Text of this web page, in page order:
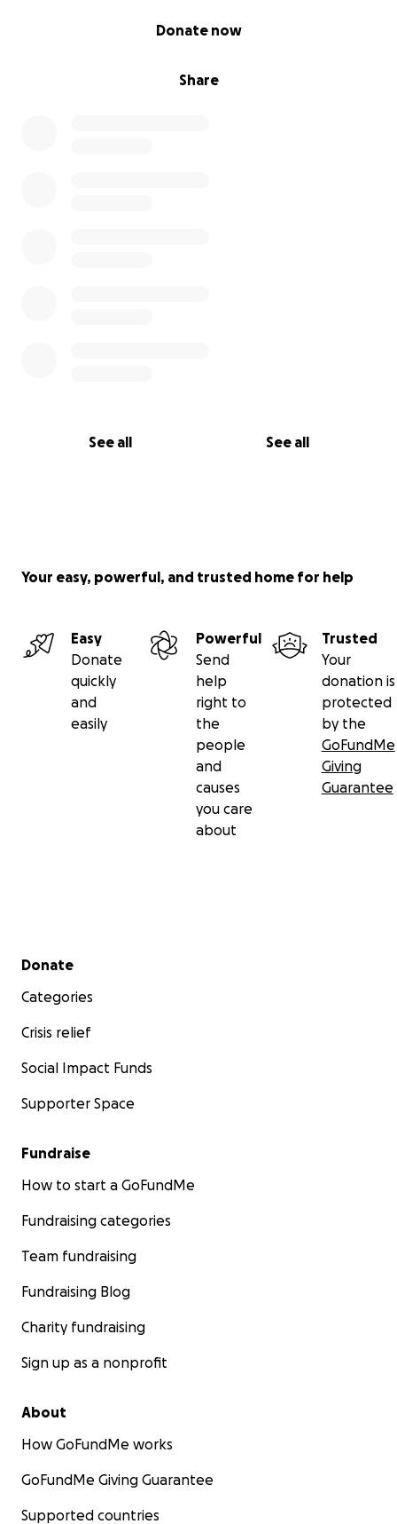
Share
Donate now
See all See all
Your easy, powerful, and trusted home for help
Easy
Donate
quickly
and
easily
Powerful
Send
help
right to
the
people
and
causes
you care
about
Trusted
Your
donation is
protected
by the
GoFundMe
Giving
Guarantee
Secondary menu
Donate
Categories
Crisis relief
Social Impact Funds
Supporter Space
Fundraise
How to start a GoFundMe
Fundraising categories
Team fundraising
Fundraising Blog
Charity fundraising
Sign up as a nonprofit
About
How GoFundMe works
GoFundMe Giving Guarantee
Supported countries